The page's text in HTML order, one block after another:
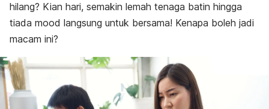
hilang? Kian hari, semakin lemah tenaga batin hingga
tiada mood langsung untuk bersama! Kenapa boleh jadi
macam ini?